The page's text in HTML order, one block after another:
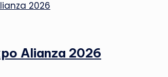
Alianza 2026